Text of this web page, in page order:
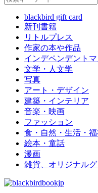
blackbird gift card
新刊書籍
リトルプレス
作家の本や作品
インデペンデント
文学・人文学
写真
アート・デザイン
建築・インテリア
音楽・映画
ファッション
食・自然・生活・福
絵本・童話
漫画
雑貨、オリジナル